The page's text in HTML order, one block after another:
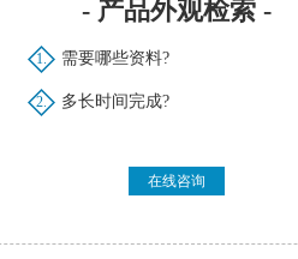
- 产品外观检索 -
1. 需要哪些资料?
2. 多长时间完成?
在线咨询